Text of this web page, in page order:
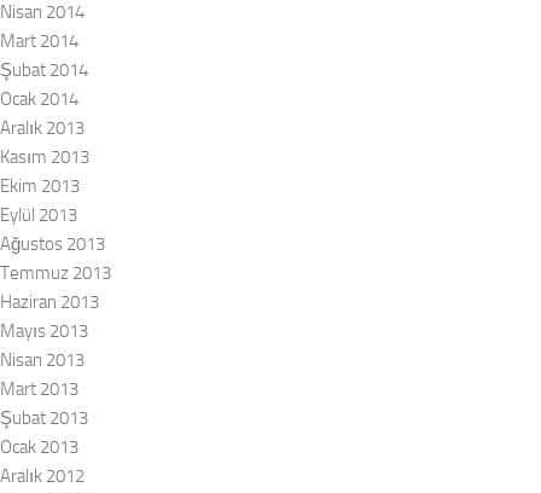
Nisan 2014
Mart 2014
Şubat 2014
Ocak 2014
Aralık 2013
Kasım 2013
Ekim 2013
Eylül 2013
Ağustos 2013
Temmuz 2013
Haziran 2013
Mayıs 2013
Nisan 2013
Mart 2013
Şubat 2013
Ocak 2013
Aralık 2012